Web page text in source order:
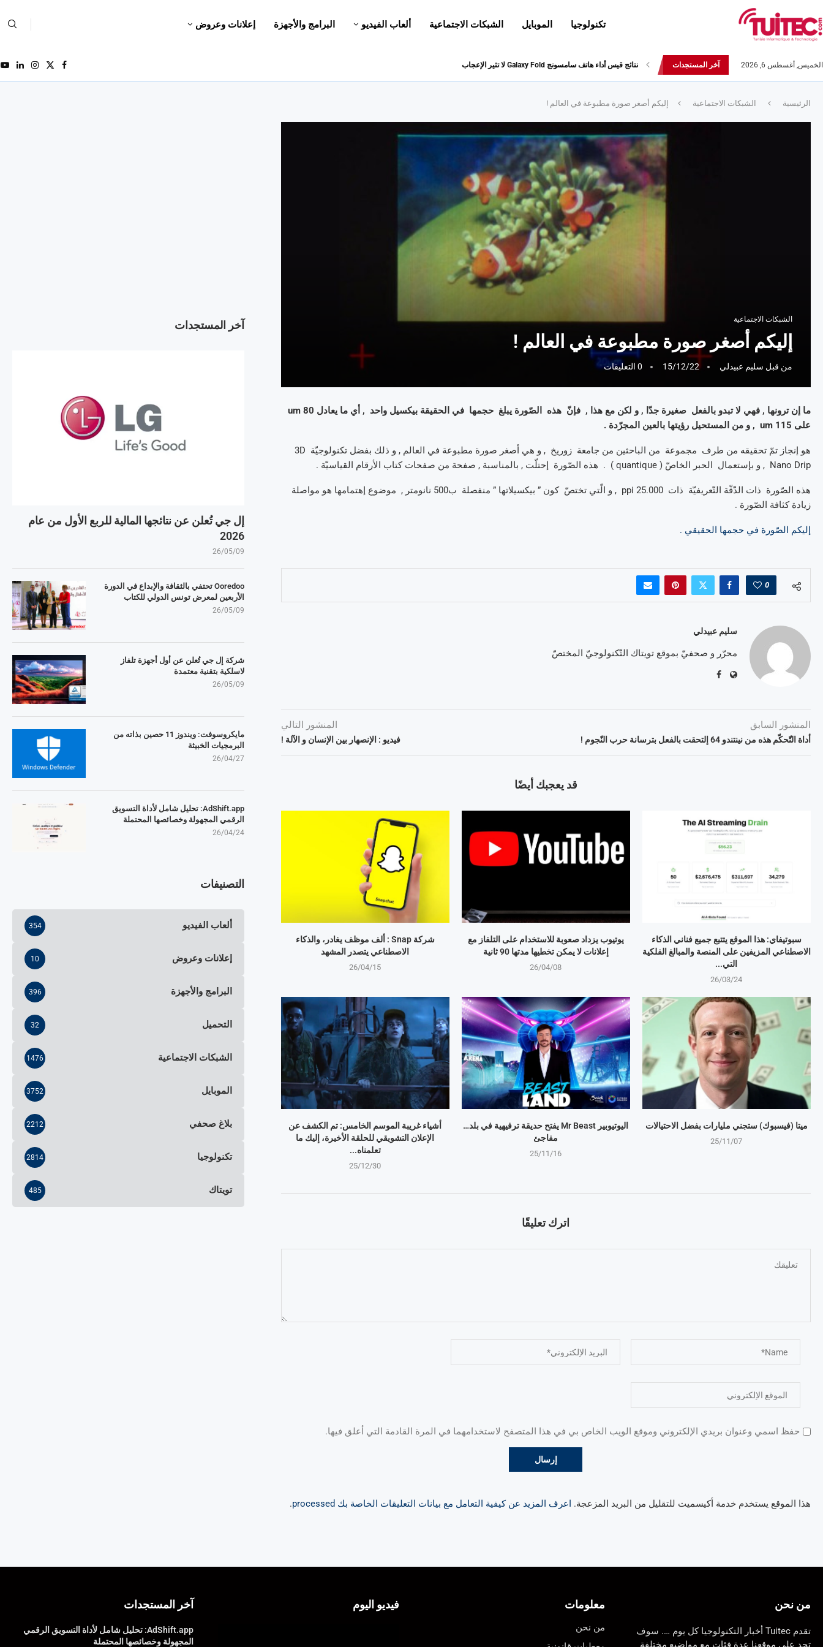
تكنولوجيا الموبايل الشبكات الاجتماعية ألعاب الفيديو البرامج والأجهزة إعلانات وعروض
الخميس, أغسطس 6, 2026 آخر المستجدات نتائج قيس أداء هاتف سامسونج Galaxy Fold لا تثير الإعجاب
الرئيسية الشبكات الاجتماعية إليكم أصغر صورة مطبوعة في العالم !
الشبكات الاجتماعية
إليكم أصغر صورة مطبوعة في العالم !
من قبل سليم عبيدلي 15/12/22 0 التعليقات
ما إن ترونها , فهي لا تبدو بالفعل صغيرة جدّا , و لكن مع هذا , فإنّ هذه الصّورة يبلغ حجمها في الحقيقة بيكسيل واحد , أي ما يعادل 80 um
على 115 um , و من المستحيل رؤيتها بالعين المجرّدة .
هو إنجاز تمّ تحقيقه من طرف مجموعة من الباحثين من جامعة زوريخ , و هي أصغر صورة مطبوعة في العالم , و ذلك بفضل تكنولوجيّة 3D
Nano Drip , و بإستعمال الحبر الخاصّ ( quantique ) . هذه الصّورة إحتلّت , بالمناسبة , صفحة من صفحات كتاب الأرقام القياسيّة .
هذه الصّورة ذات الدّقّة التّعريفيّة ذات 25.000 ppi , و الّتي تختصّ كون ” بيكسيلاتها ” منفصلة ب500 نانومتر , موضوع إهتمامها هو مواصلة
زيادة كثافة الصّورة .
إليكم الصّورة في حجمها الحقيقي .
0
سليم عبيدلي
محرّر و صحفيّ بموقع تويتاك التّكنولوجيّ المختصّ
المنشور السابق
أداة التّحكّم هذه من نينتندو 64 إلتحقت بالفعل بترسانة حرب النّجوم !
المنشور التالي
فيديو : الإنصهار بين الإنسان و الآلة !
قد يعجبك أيضًا
شركة Snap : ألف موظف يغادر، والذكاء
الاصطناعي يتصدر المشهد
26/04/15
يوتيوب يزداد صعوبة للاستخدام على التلفاز مع
إعلانات لا يمكن تخطيها مدتها 90 ثانية
26/04/08
سبوتيفاي: هذا الموقع يتتبع جميع فناني الذكاء
الاصطناعي المزيفين على المنصة والمبالغ الفلكية
التي...
26/03/24
أشياء غريبة الموسم الخامس: تم الكشف عن
الإعلان التشويقي للحلقة الأخيرة، إليك ما
تعلمناه...
25/12/30
اليوتيوبير Mr Beast يفتح حديقة ترفيهية في بلد…
مفاجئ
25/11/16
ميتا (فيسبوك) ستجني مليارات بفضل الاحتيالات
25/11/07
اترك تعليقًا
حفظ اسمي وعنوان بريدي الإلكتروني وموقع الويب الخاص بي في هذا المتصفح لاستخدامهما في المرة القادمة التي أعلق فيها.
هذا الموقع يستخدم خدمة أكيسميت للتقليل من البريد المزعجة. اعرف المزيد عن كيفية التعامل مع بيانات التعليقات الخاصة بك processed .
آخر المستجدات
إل جي تُعلن عن نتائجها المالية للربع الأول من عام
2026
26/05/09
Ooredoo تحتفي بالثقافة والإبداع في الدورة
الأربعين لمعرض تونس الدولي للكتاب
26/05/09
شركة إل جي تُعلن عن أول أجهزة تلفاز
لاسلكية بتقنية معتمدة
26/05/09
مايكروسوفت: ويندوز 11 حصين بذاته من
البرمجيات الخبيثة
26/04/27
AdShift.app: تحليل شامل لأداة التسويق
الرقمي المجهولة وخصائصها المحتملة
26/04/24
التصنيفات
ألعاب الفيديو 354
إعلانات وعروض 10
البرامج والأجهزة 396
التحميل 32
الشبكات الاجتماعية 1476
الموبايل 3752
بلاغ صحفي 2212
تكنولوجيا 2814
تويتاك 485
من نحن
تقدم Tuitec أخبار التكنولوجيا كل يوم …. سوف
تجد على موقعنا عدة فئات مع مواضيع مختلفة
معلومات
من نحن
فيديو اليوم آخر المستجدات
AdShift.app: تحليل شامل لأداة التسويق الرقمي
المجهولة وخصائصها المحتملة